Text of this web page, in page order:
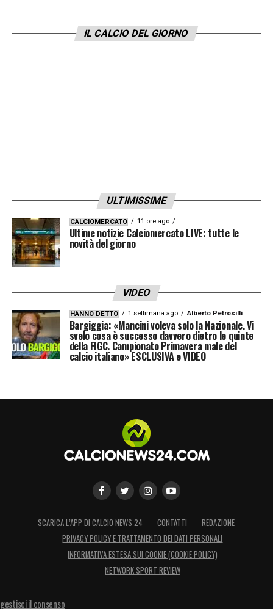
intervento a forbice su El Shaarawy.
IL CALCIO DEL GIORNO
ULTIMISSIME
CALCIOMERCATO 11 ore ago
Ultime notizie Calciomercato LIVE: tutte le
novità del giorno
VIDEO
HANNO DETTO 1 settimana ago Alberto Petrosilli
Bargiggia: «Mancini voleva solo la Nazionale. Vi
svelo cosa è successo davvero dietro le quinte
della FIGC. Campionato Primavera male del
calcio italiano» ESCLUSIVA e VIDEO
SCARICA L’APP DI CALCIO NEWS 24 CONTATTI
REDAZIONE
PRIVACY POLICY E TRATTAMENTO DEI DATI PERSONALI
INFORMATIVA ESTESA SUI COOKIE (COOKIE POLICY)
NETWORK SPORT REVIEW
gestisci il consenso